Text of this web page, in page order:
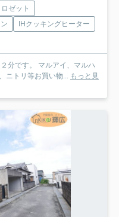
ゼット
IHクッキングヒーター
分です。 マルアイ、マルハ
ニトリ等お買い物... もっと見